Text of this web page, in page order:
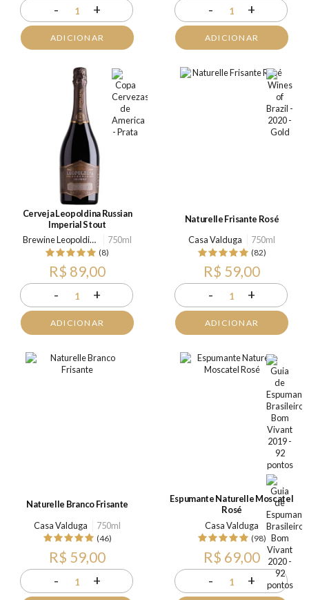
- 1 +
ADICIONAR
- 1 +
ADICIONAR
Cerveja Leopoldina Russian
Imperial Stout
Brewine Leopoldina
750ml
(8)
R$ 89,00
- 1 +
ADICIONAR
Naturelle Frisante Rosé
Casa Valduga
750ml
(82)
R$ 59,00
- 1 +
ADICIONAR
Naturelle Branco Frisante
Casa Valduga
750ml
(46)
R$ 59,00
- 1 +
Espumante Naturelle Moscatel
Rosé
Casa Valduga
(98)
R$ 69,00
- 1 +